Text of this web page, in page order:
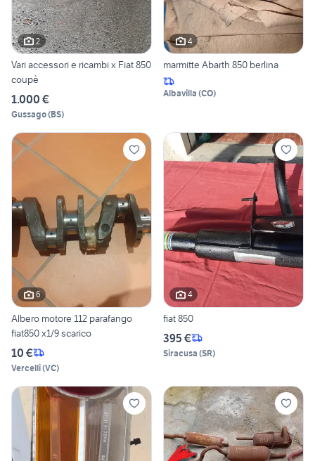
2
Vari accessori e ricambi x Fiat 850
coupè
1.000 €
Gussago(BS)
4
marmitte Abarth 850 berlina
Albavilla (CO)
6
Albero motore 112 parafango
fiat850 x1/9 scarico
10 €
Vercelli(VC)
4
fiat 850
395 €
Siracusa (SR)